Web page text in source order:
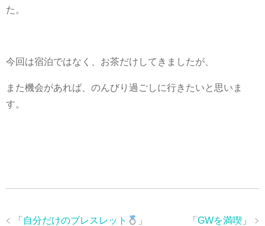
た。
今回は宿泊ではなく、お茶だけしてきましたが、
また機会があれば、のんびり過ごしに行きたいと思いま
す。
「 GWを満喫 」
「 自分だけのブレスレット 」